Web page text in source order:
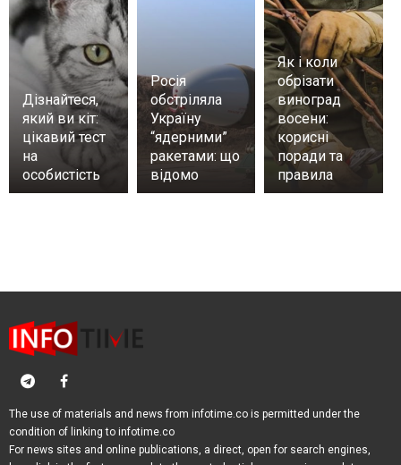
Дізнайтеся,
який ви кіт:
цікавий тест
на
особистість
Росія
обстріляла
Україну
“ядерними”
ракетами: що
відомо
Як і коли
обрізати
виноград
восени:
корисні
поради та
правила
The use of materials and news from infotime.co is permitted under the
condition of linking to infotime.co
For news sites and online publications, a direct, open for search engines,